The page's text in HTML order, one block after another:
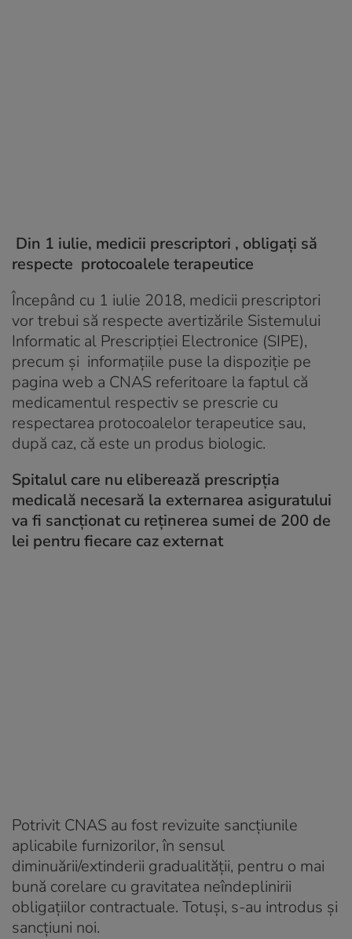
Din 1 iulie, medicii prescriptori , obligați să
respecte protocoalele terapeutice
Începând cu 1 iulie 2018, medicii prescriptori
vor trebui să respecte avertizările Sistemului
Informatic al Prescripției Electronice (SIPE),
precum și informațiile puse la dispoziție pe
pagina web a CNAS referitoare la faptul că
medicamentul respectiv se prescrie cu
respectarea protocoalelor terapeutice sau,
după caz, că este un produs biologic.
Spitalul care nu eliberează prescripţia
medicală necesară la externarea asiguratului
va fi sancţionat cu reţinerea sumei de 200 de
lei pentru fiecare caz externat
Potrivit CNAS au fost revizuite sancţiunile
aplicabile furnizorilor, în sensul
diminuării/extinderii gradualităţii, pentru o mai
bună corelare cu gravitatea neîndeplinirii
obligaţiilor contractuale. Totuşi, s-au introdus şi
sancţiuni noi.